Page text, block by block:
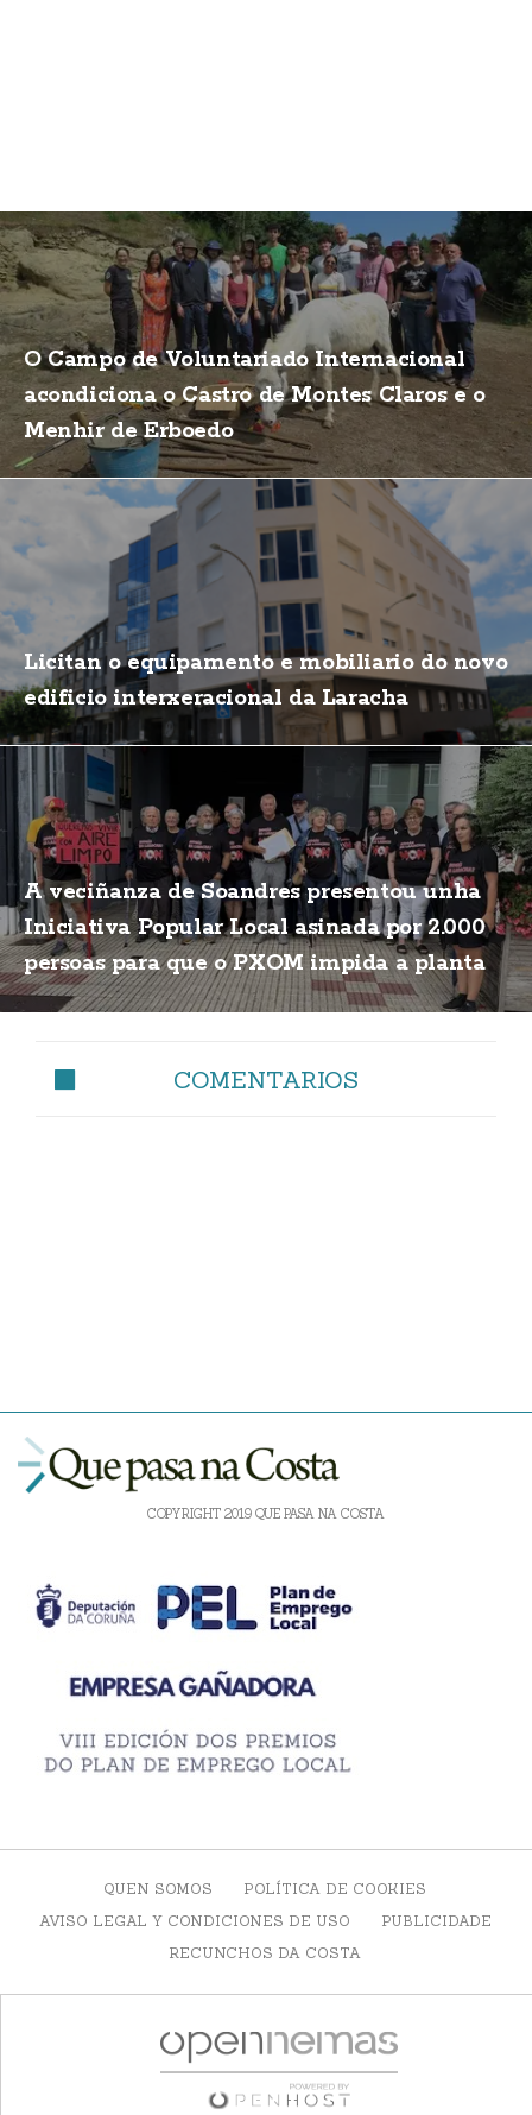
O Campo de Voluntariado Internacional
acondiciona o Castro de Montes Claros e o
Menhir de Erboedo
Licitan o equipamento e mobiliario do novo
edificio interxeracional da Laracha
A veciñanza de Soandres presentou unha
Iniciativa Popular Local asinada por 2.000
persoas para que o PXOM impida a planta
de biogás
COMENTARIOS
COPYRIGHT 2019 QUE PASA NA COSTA
QUEN SOMOS
POLÍTICA DE COOKIES
AVISO LEGAL Y CONDICIONES DE USO
PUBLICIDADE
RECUNCHOS DA COSTA